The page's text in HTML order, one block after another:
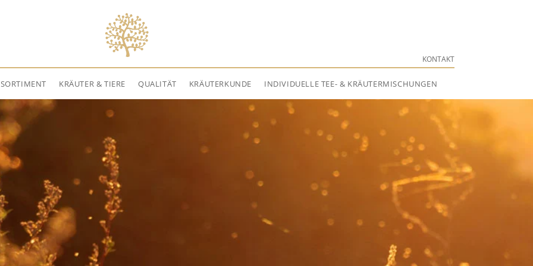
KONTAKT
KRÄUTER & TIERE QUALITÄT KRÄUTERKUNDE INDIVIDUELLE TEE- & KRÄUTERMISCHUNGEN